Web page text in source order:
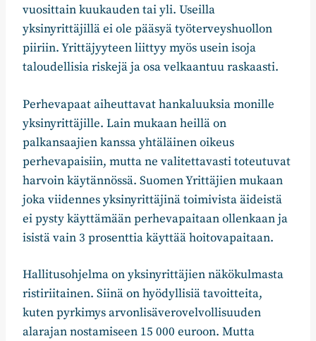
vuosittain kuukauden tai yli. Useilla
yksinyrittäjillä ei ole pääsyä työterveyshuollon
piiriin. Yrittäjyyteen liittyy myös usein isoja
taloudellisia riskejä ja osa velkaantuu raskaasti.
Perhevapaat aiheuttavat hankaluuksia monille
yksinyrittäjille. Lain mukaan heillä on
palkansaajien kanssa yhtäläinen oikeus
perhevapaisiin, mutta ne valitettavasti toteutuvat
harvoin käytännössä. Suomen Yrittäjien mukaan
joka viidennes yksinyrittäjinä toimivista äideistä
ei pysty käyttämään perhevapaitaan ollenkaan ja
isistä vain 3 prosenttia käyttää hoitovapaitaan.
Hallitusohjelma on yksinyrittäjien näkökulmasta
ristiriitainen. Siinä on hyödyllisiä tavoitteita,
kuten pyrkimys arvonlisäverovelvollisuuden
alarajan nostamiseen 15 000 euroon. Mutta